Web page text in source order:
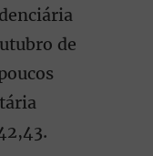
de